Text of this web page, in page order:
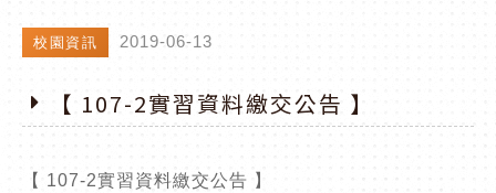
校園資訊 2019-06-13
【 107-2實習資料繳交公告 】
【 107-2實習資料繳交公告 】